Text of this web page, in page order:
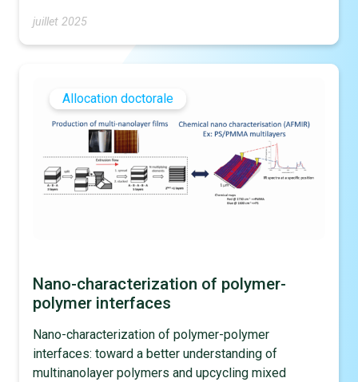
juillet 2025
Allocation doctorale
Nano-characterization of polymer-
polymer interfaces
Nano-characterization of polymer-polymer
interfaces: toward a better understanding of
multinanolayer polymers and upcycling mixed